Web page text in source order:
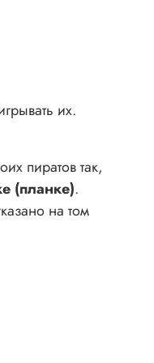
их.
пиратов так,
(планке).
на том